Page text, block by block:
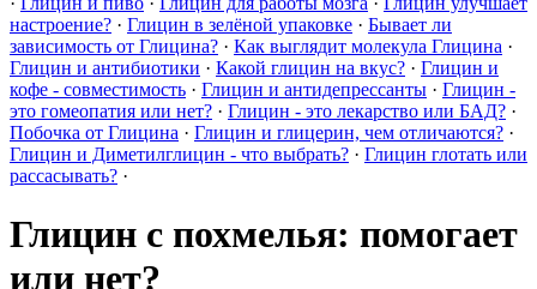
настроение? · Глицин в зелёной упаковке · Бывает ли
зависимость от Глицина? · Как выглядит молекула Глицина ·
Глицин и антибиотики · Какой глицин на вкус? · Глицин и
кофе - совместимость · Глицин и антидепрессанты · Глицин -
это гомеопатия или нет? · Глицин - это лекарство или БАД? ·
Побочка от Глицина · Глицин и глицерин, чем отличаются? ·
Глицин и Диметилглицин - что выбрать? · Глицин глотать или
рассасывать? ·
Глицин с похмелья: помогает
или нет?